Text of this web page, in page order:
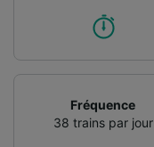
Fréquence
38 trains par jour